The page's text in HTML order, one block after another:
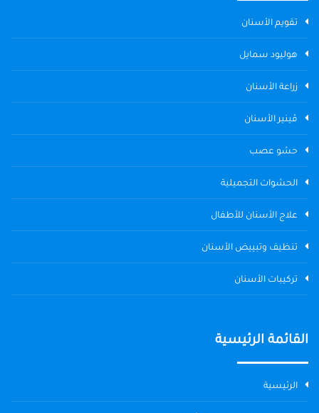
تقويم الأسنان
هوليود سمايل
زراعة الأسنان
ڤينير الأسنان
حشو عصب
الحشوات التجميلية
علاج الأسنان للأطفال
تنظيف وتبييض الأسنان
تركيبات الأسنان
القائمة الرئيسية
الرئيسية